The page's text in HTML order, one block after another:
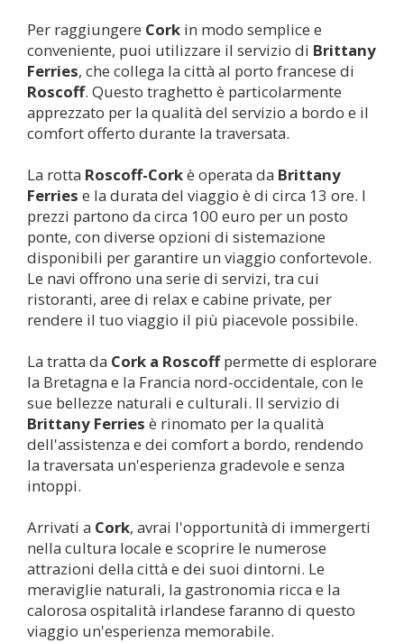
Per raggiungere Cork in modo semplice e
conveniente, puoi utilizzare il servizio di Brittany
Ferries, che collega la città al porto francese di
Roscoff. Questo traghetto è particolarmente
apprezzato per la qualità del servizio a bordo e il
comfort offerto durante la traversata.
La rotta Roscoff-Corkè operata da Brittany
Ferries e la durata del viaggio è di circa 13 ore. I
prezzi partono da circa 100 euro per un posto
ponte, con diverse opzioni di sistemazione
disponibili per garantire un viaggio confortevole.
Le navi offrono una serie di servizi, tra cui
ristoranti, aree di relax e cabine private, per
rendere il tuo viaggio il più piacevole possibile.
La tratta da Cork a Roscoffpermette di esplorare
la Bretagna e la Francia nord-occidentale, con le
sue bellezze naturali e culturali. Il servizio di
Brittany Ferries è rinomato per la qualità
dell'assistenza e dei comfort a bordo, rendendo
la traversata un'esperienza gradevole e senza
intoppi.
Arrivati a Cork, avrai l'opportunità di immergerti
nella cultura locale e scoprire le numerose
attrazioni della città e dei suoi dintorni. Le
meraviglie naturali, la gastronomia ricca e la
calorosa ospitalità irlandese faranno di questo
viaggio un'esperienza memorabile.